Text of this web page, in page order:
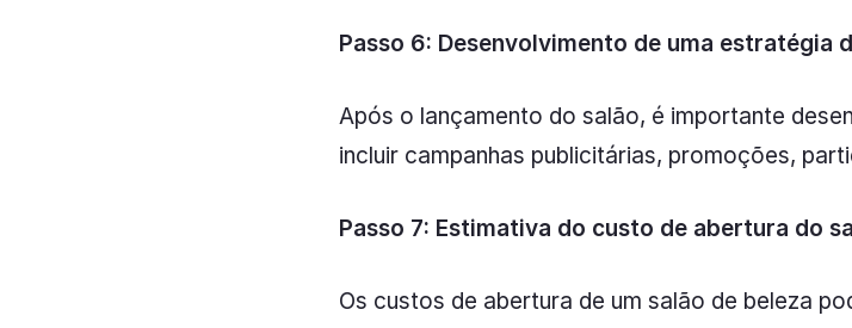
Passo 6: Desenvolvimento de uma estratégia
Após o lançamento do salão, é importante
incluir campanhas publicitárias, promoções,
Passo 7: Estimativa do custo de abertura do
Os custos de abertura de um salão de beleza